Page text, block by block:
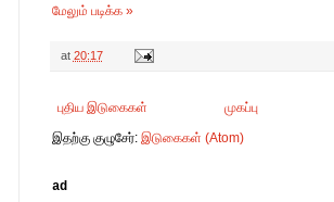
மேலும் படிக்க »
at 20:17
புதிய இடுகைகள்
முகப்பு
இதற்கு குழுசேர்: இடுகைகள் (Atom)
ad